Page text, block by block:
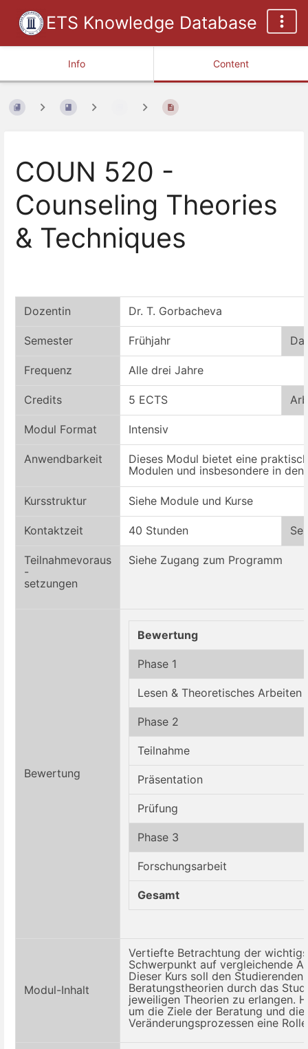
ETS Knowledge Database
Info Content
COUN 520 -
Counseling Theories
& Techniques
Dozentin Dr. T. Gorbacheva
Semester Frühjahr D
Frequenz Alle drei Jahre
Credits 5 ECTS
Modul Format Intensiv
Anwendbarkeit
Dieses Modul bietet eine
Modulen und insbesondere in
Kursstruktur Siehe Module und Kurse
Kontaktzeit 40 Stunden Sel
Teilnahmevoraus
-
setzungen
Siehe Zugang zum Programm
Bewertung
Bewertung
Phase 1
Lesen & Theoretisches Arbeiten
Phase 2
Teilnahme
Präsentation
Prüfung
Phase 3
Forschungsarbeit
Gesamt
Modul-Inhalt
Vertiefte Betrachtung der
Schwerpunkt auf vergleichende
Dieser Kurs soll den
Beratungstheorien durch das
jeweiligen Theorien zu erlangen.
um die Ziele der Beratung und
Veränderungsprozessen eine